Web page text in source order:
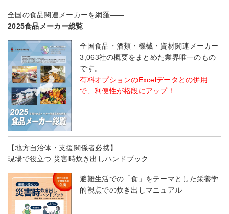
全国の食品関連メーカーを網羅――
2025食品メーカー総覧
全国食品・酒類・機械・資材関連メーカー
3,063社の概要をまとめた業界唯一のもの
です。
有料オプションのExcelデータとの併用
で、利便性が格段にアップ！
【地方自治体・支援関係者必携】
現場で役立つ 災害時炊き出しハンドブック
避難生活での「食」をテーマとした栄養学
的視点での炊き出しマニュアル